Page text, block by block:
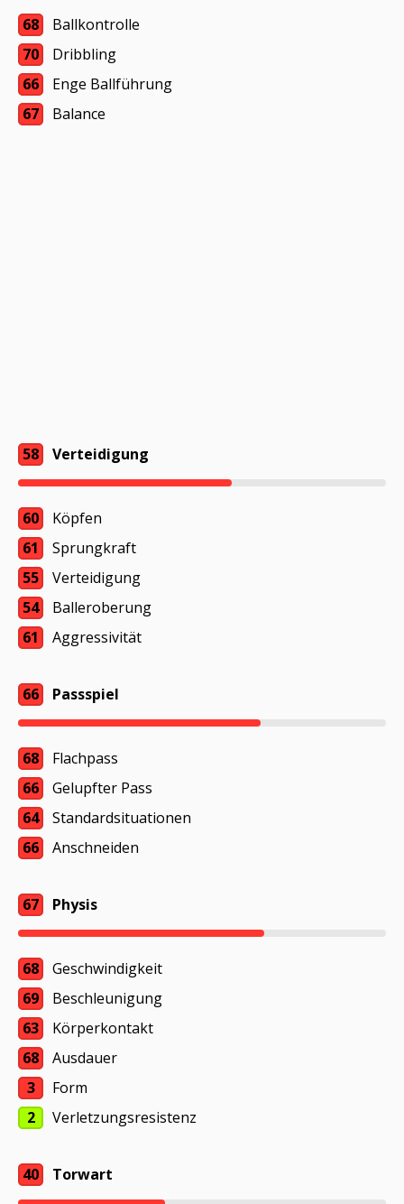
68
Ballkontrolle
70
Dribbling
66
Enge Ballführung
67
Balance
58 Verteidigung
60
Köpfen
61
Sprungkraft
55
Verteidigung
54
Balleroberung
61
Aggressivität
66 Passspiel
68
Flachpass
66
Gelupfter Pass
64
Standardsituationen
66
Anschneiden
67 Physis
68
Geschwindigkeit
69
Beschleunigung
63
Körperkontakt
68
Ausdauer
3
Form
2
Verletzungsresistenz
40 Torwart